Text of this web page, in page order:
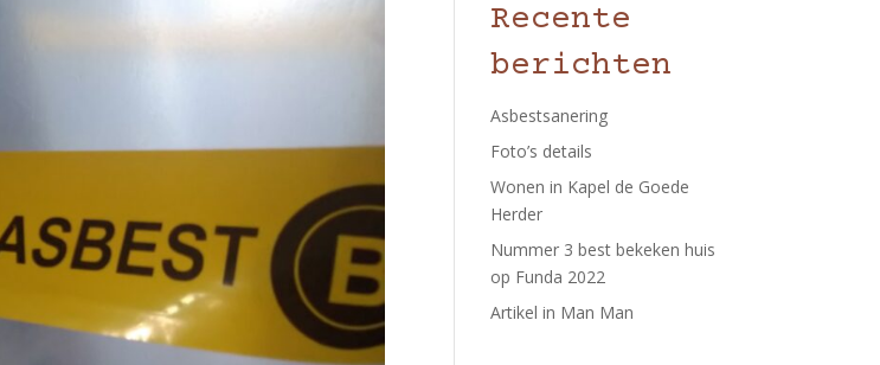
Recente
berichten
Asbestsanering
Foto’s details
Wonen in Kapel de Goede
Herder
Nummer 3 best bekeken huis
op Funda 2022
Artikel in Man Man